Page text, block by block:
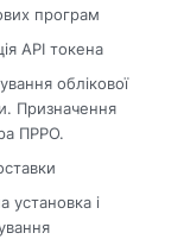
програм
АРІ токена
облікової
Призначення
ПРРО.
установка і